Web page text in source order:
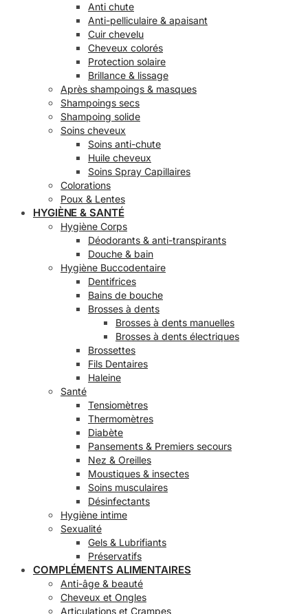
Anti chute
Anti-pelliculaire & apaisant
Cuir chevelu
Cheveux colorés
Protection solaire
Brillance & lissage
Après shampoings & masques
Shampoings secs
Shampoing solide
Soins cheveux
Soins anti-chute
Huile cheveux
Soins Spray Capillaires
Colorations
Poux & Lentes
HYGIÈNE & SANTÉ
Hygiène Corps
Déodorants & anti-transpirants
Douche & bain
Hygiène Buccodentaire
Dentifrices
Bains de bouche
Brosses à dents
Brosses à dents manuelles
Brosses à dents électriques
Brossettes
Fils Dentaires
Haleine
Santé
Tensiomètres
Thermomètres
Diabète
Pansements & Premiers secours
Nez & Oreilles
Moustiques & insectes
Soins musculaires
Désinfectants
Hygiène intime
Sexualité
Gels & Lubrifiants
Préservatifs
COMPLÉMENTS ALIMENTAIRES
Anti-âge & beauté
Cheveux et Ongles
Articulations et Crampes